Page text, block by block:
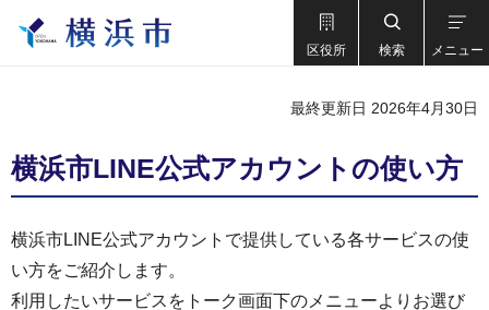
区役所 検索 メニュー
最終更新日 2026年4月30日
横浜市LINE公式アカウントの使い方
横浜市LINE公式アカウントで提供している各サービスの使
い方をご紹介します。
利用したいサービスをトーク画面下のメニューよりお選び